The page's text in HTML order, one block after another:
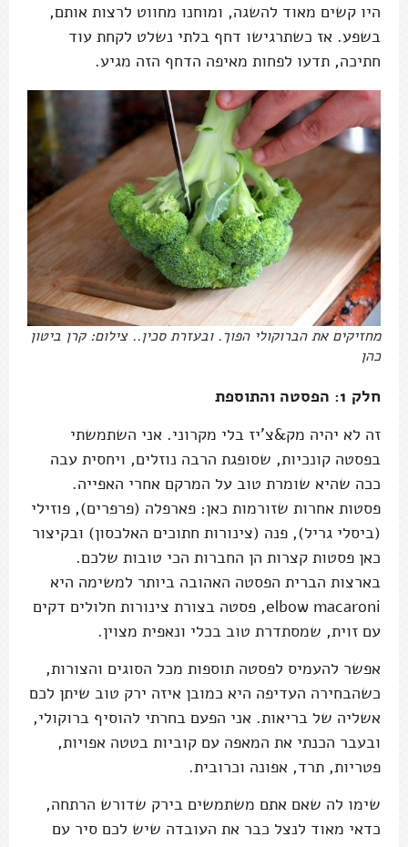
היו קשים מאוד להשגה, ומוחנו מחווט לרצות אותם,
בשפע. אז כשתרגישו דחף בלתי נשלט לקחת עוד
חתיכה, תדעו לפחות מאיפה הדחף הזה מגיע.
מחזיקים את הברוקולי הפוך. ובעזרת סכין.. צילום: קרן ביטון
כהן
חלק 1: הפסטה והתוספת
זה לא יהיה מק&צ'יז בלי מקרוני. אני השתמשתי
בפסטה קונכיות, שסופגת הרבה נוזלים, ויחסית עבה
ככה שהיא שומרת טוב על המרקם אחרי האפייה.
פסטות אחרות שזורמות כאן: פארפלה (פרפרים), פוזילי
(ביסלי גריל), פנה (צינורות חתוכים האלכסון) ובקיצור
כאן פסטות קצרות הן החברות הכי טובות שלכם.
בארצות הברית הפסטה האהובה ביותר למשימה היא
elbow macaroni, פסטה בצורת צינורות חלולים דקים
עם זוית, שמסתדרת טוב בכלי ונאפית מצוין.
אפשר להעמיס לפסטה תוספות מכל הסוגים והצורות,
כשהבחירה העדיפה היא כמובן איזה ירק טוב שיתן לכם
אשליה של בריאות. אני הפעם בחרתי להוסיף ברוקולי,
ובעבר הכנתי את המאפה עם קוביות בטטה אפויות,
פטריות, תרד, אפונה וכרובית.
שימו לה שאם אתם משתמשים בירק שדורש הרתחה,
כדאי מאוד לנצל כבר את העובדה שיש לכם סיר עם